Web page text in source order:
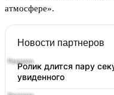
атмосфере».
Новости партнеров
Ролик длится пару
увиденного